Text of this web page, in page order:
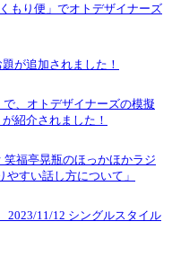
もり便」でオトデザイナーズ
が追加されました！
で、オトデザイナーズの模擬
紹介されました！
福亭晃瓶のほっかほかラジ
すい話し方について」
2023/11/12 シングルスタイル